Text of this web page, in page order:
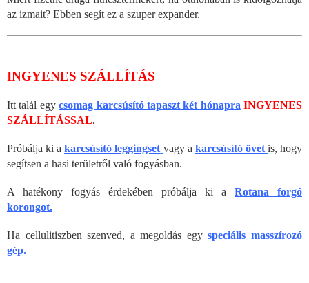
az izmait? Ebben segít ez a szuper expander.
INGYENES SZÁLLÍTÁS
Itt talál egycsomag karcsúsító tapaszt két hónapra INGYENES
SZÁLLÍTÁSSAL.
Próbálja ki akarcsúsító leggingset vagy a karcsúsító övet is, hogy
segítsen a hasi területről való fogyásban.
A hatékony fogyás érdekében próbálja ki a Rotana forgó
korongot.
Ha cellulitiszben szenved, a megoldás egyspeciális masszírozó
gép.